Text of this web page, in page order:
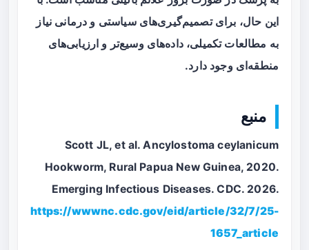
این حال، برای تصمیم‌گیری‌های سیاستی و درمانی نیاز
به مطالعات تکمیلی، داده‌های وسیع‌تر و ارزیابی‌های
منطقه‌ای وجود دارد.
منبع
Scott JL, et al. Ancylostoma ceylanicum
Hookworm, Rural Papua New Guinea, 2020.
Emerging Infectious Diseases. CDC. 2026.
https://wwwnc.cdc.gov/eid/article/32/7/25-
1657_article